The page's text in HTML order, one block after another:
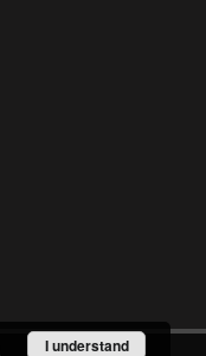
I understand